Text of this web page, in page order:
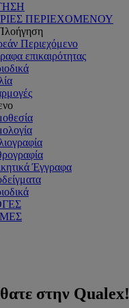
ΠΕΡΙΕΧΟΜΕΝΟΥ
Περιεχόμενο
επικαιρότητας
Έγγραφα
στην Qualex!